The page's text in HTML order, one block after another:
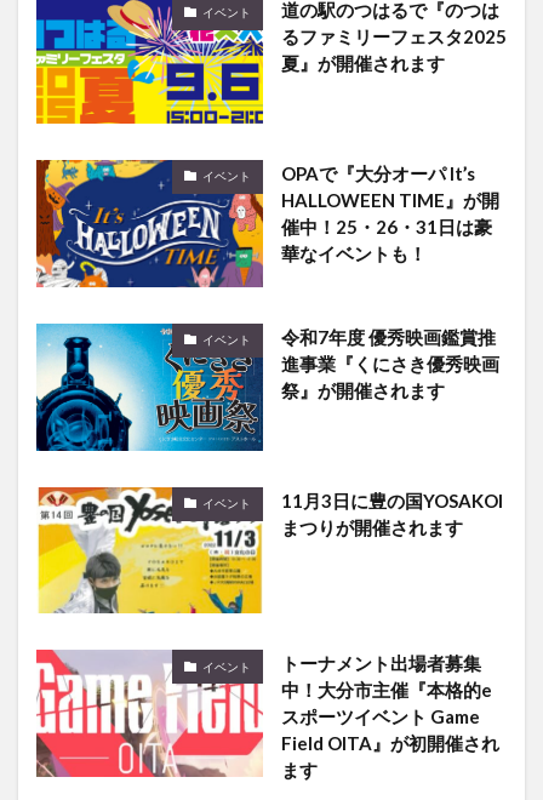
イベント
道の駅のつはるで『のつは
るファミリーフェスタ2025
夏』が開催されます
イベント
OPAで『大分オーパ It’s
HALLOWEEN TIME』が開
催中！25・26・31日は豪
華なイベントも！
イベント
令和7年度 優秀映画鑑賞推
進事業『くにさき優秀映画
祭』が開催されます
イベント
11月3日に豊の国YOSAKOI
まつりが開催されます
イベント
トーナメント出場者募集
中！大分市主催『本格的e
スポーツイベント Game
Field OITA』が初開催され
ます